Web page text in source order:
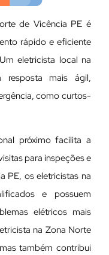
de Vicência PE é
rápido e eficiente
eletricista local na
mais ágil,
como curtos-
próximo facilita a
para inspeções e
PE, os eletricistas na
e possuem
elétricos mais
na Zona Norte
também contribui